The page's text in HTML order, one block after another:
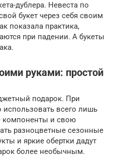
дублера. Невеста по
букет через себя своим
показала практика,
при падении. А букеты
руками: простой
подарок. При
всего лишь
компоненты и свою
разноцветные сезонные
и яркие обертки дадут
более необычным.